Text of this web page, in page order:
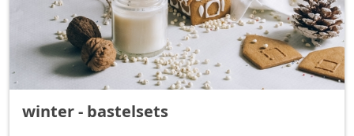
winter - bastelsets